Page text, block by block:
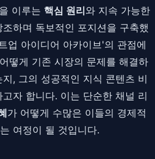
이루는 핵심 원리와 지속 가능한
조하며 독보적인 포지션을 구축했
업 아이디어 아카이브'의 관점에
떻게 기존 시장의 문제를 해결하
, 그의 성공적인 지식 콘텐츠 비
자 합니다. 이는 단순한 채널 리
가 어떻게 수많은 이들의 경제적
여정이 될 것입니다.